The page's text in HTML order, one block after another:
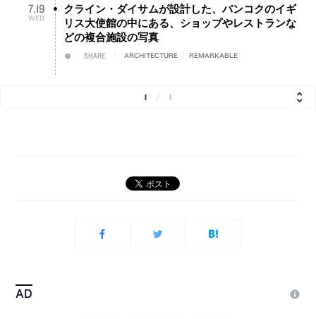
7.19
WED
クライン・ダイサムが設計した、バンコクのイギ
リス大使館の中にある、ショップやレストランな
どの複合施設の写真
SHARE ARCHITECTURE REMARKABLE
1 1